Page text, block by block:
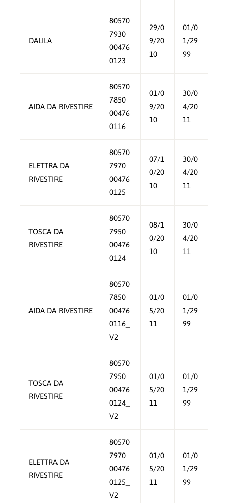
DALILA
80570
7930
00476
0123
29/0
9/20
10
01/0
1/29
99
AIDA DA RIVESTIRE
80570
7850
00476
0116
01/0
9/20
10
30/0
4/20
11
ELETTRA DA
RIVESTIRE
80570
7970
00476
0125
07/1
0/20
10
30/0
4/20
11
TOSCA DA
RIVESTIRE
80570
7950
00476
0124
08/1
0/20
10
30/0
4/20
11
AIDA DA RIVESTIRE
80570
7850
00476
0116_
V2
01/0
5/20
11
01/0
1/29
99
TOSCA DA
RIVESTIRE
80570
7950
00476
0124_
V2
01/0
5/20
11
01/0
1/29
99
ELETTRA DA
RIVESTIRE
80570
7970
00476
0125_
V2
01/0
5/20
11
01/0
1/29
99